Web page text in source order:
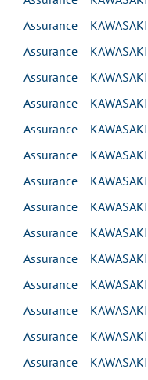
Assurance
Assurance
Assurance
Assurance
Assurance
Assurance
Assurance
Assurance
Assurance
Assurance
Assurance
Assurance
Assurance
Assurance